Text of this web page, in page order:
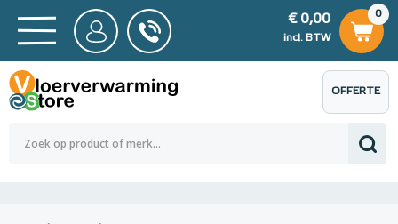
BTW
0,00
0
€ 0,00
incl. BTW
€ 0,00
OFFERTE
AANVRAGEN